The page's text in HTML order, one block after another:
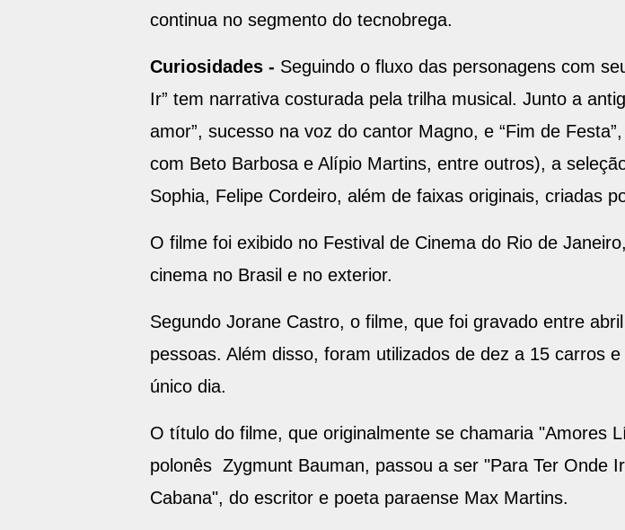
continua no segmento do tecnobrega.
Curiosidades - Seguindo o fluxo das personagens com
Ir” tem narrativa costurada pela trilha musical. Junto a
amor”, sucesso na voz do cantor Magno, e “Fim de
com Beto Barbosa e Alípio Martins, entre outros), a
Sophia, Felipe Cordeiro, além de faixas originais, criadas
O filme foi exibido no Festival de Cinema do Rio de
cinema no Brasil e no exterior.
Segundo Jorane Castro, o filme, que foi gravado entre
pessoas. Além disso, foram utilizados de dez a 15 carros
único dia.
O título do filme, que originalmente se chamaria "Amores
polonês Zygmunt Bauman, passou a ser "Para Ter Onde
Cabana", do escritor e poeta paraense Max Martins.